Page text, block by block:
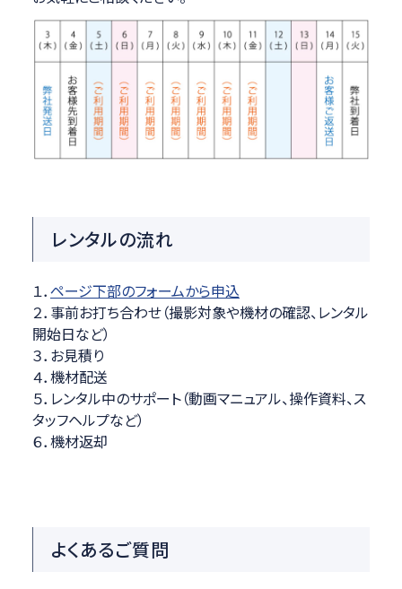
レンタルの流れ
１．ページ下部のフォームから申込
２．事前お打ち合わせ（撮影対象や機材の確認、レンタル
開始日など）
３．お見積り
４．機材配送
５．レンタル中のサポート（動画マニュアル、操作資料、ス
タッフヘルプなど）
６．機材返却
よくあるご質問